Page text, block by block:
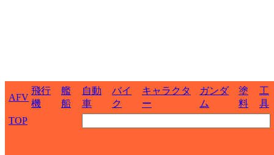
AFV
飛行
機
艦
船
自動
車
バイ
ク
キャラクタ
ー
ガンダ
ム
塗
料
工
具
TOP